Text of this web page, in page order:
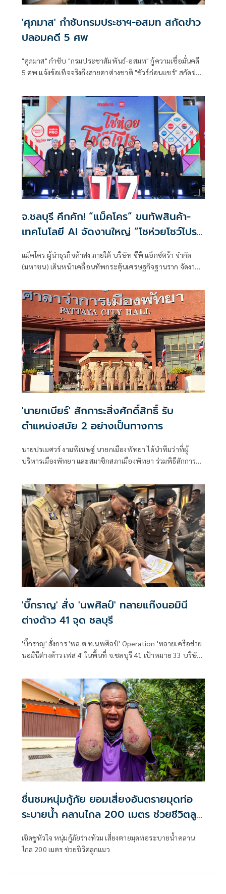
'ศุภมาส' กำชับกรมประชาฯ-อสมท สกัดข่าว
ปลอมคดี 5 ศพ
"ศุภมาส" กำชับ "กรมประชาสัมพันธ์-อสมท" กู้ความเชื่อมั่นคดี
5 ศพ แจ้งข้อเท็จจริงถึงสายตาต่างชาติ "ชัวร์ก่อนแชร์" สกัดข่าว
จ.ชลบุรี คึกคัก! “แม็คโคร” ขนทัพสินค้า-
เทคโนโลยี AI จัดงานใหญ่ “โชห่วยโชว์โปร
กำไรยั่งยืน
แม็คโคร ผู้นำธุรกิจค้าส่ง ภายใต้ บริษัท ซีพี แอ็กซ์ตร้า จำกัด
(มหาชน) เดินหน้าเคลื่อนทัพกระตุ้นเศรษฐกิจฐานราก จัดงาน
'นายกเบียร์' สักการะสิ่งศักดิ์สิทธิ์ รับ
ตำแหน่งสมัย 2 อย่างเป็นทางการ
นายปรเมศวร์ งามพิเชษฐ์ นายกเมืองพัทยา ได้นำทีมว่าที่ผู้
บริหารเมืองพัทยา และสมาชิกสภาเมืองพัทยา ร่วมพิธีสักการะ
'บิ๊กราญ' สั่ง 'นพศิลป์' ทลายแก๊งนอมินี
ต่างด้าว 41 จุด ชลบุรี
'บิ๊กราญ' สั่งการ 'พล.ต.ท.นพศิลป์' Operation 'ทลายเครือข่าย
นอมินีต่างด้าว เฟส 4' ในพื้นที่ จ.ชลบุรี 41 เป้าหมาย 33 บริษัท
ชื่นชมหนุ่มกู้ภัย ยอมเสี่ยงอันตรายมุดท่อ
ระบายน้ำ คลานไกล 200 เมตร ช่วยชีวิตลูก
เชิดชูหัวใจ หนุ่มกู้ภัยร่างท้วม เสี่ยงตายมุดท่อระบายน้ำคลาน
ไกล 200 เมตร ช่วยชีวิตลูกแมว